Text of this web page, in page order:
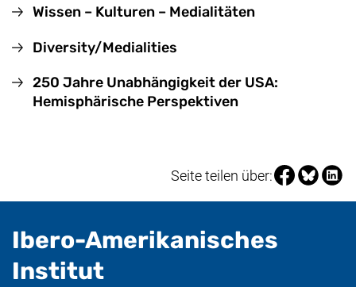
Wissen – Kulturen – Medialitäten
Diversity/Medialities
250 Jahre Unabhängigkeit der USA:
Hemisphärische Perspektiven
Seite teilen über:Seite über
Seite
Ibero-Amerikanisches
Institut- nützliche